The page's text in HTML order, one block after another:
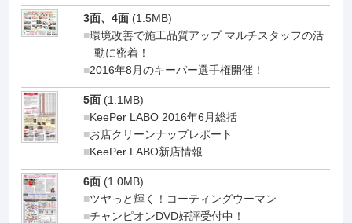
3面、4面 (1.5MB)
環境改善で施工品質アップ マルチスタッフの活
動に密着！
2016年8月のキーパー選手権開催！
5面 (1.1MB)
KeePer LABO 2016年6月総括
お店クリーンナップレポート
KeePer LABO新店情報
6面 (1.0MB)
ツヤっと輝く！コーティングウーマン
チャンピオンDVD好評受付中！